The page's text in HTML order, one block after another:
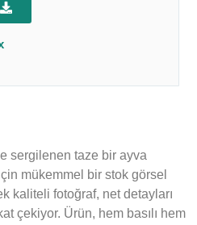
sergilenen taze bir ayva
mükemmel bir stok görsel
kaliteli fotoğraf, net detayları
çekiyor. Ürün, hem basılı hem